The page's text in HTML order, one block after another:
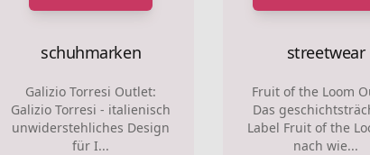
schuhmarken
Galizio Torresi Outlet:
Galizio Torresi - italienisch
unwiderstehliches Design
für I...
streetwear
Fruit of the Loom
Das
Label Fruit of the
nach wie...